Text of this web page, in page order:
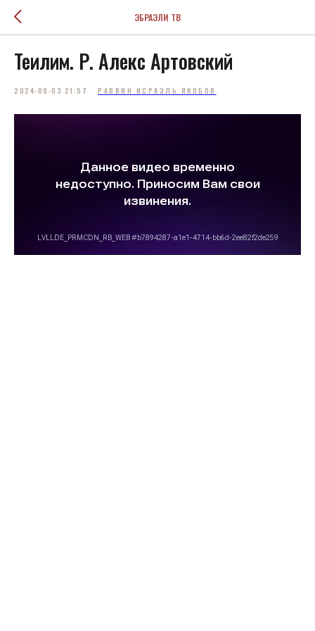
ЭБРАЭЛИ ТВ
Теилим. Р. Алекс Артовский
2024-09-03 21:57 РАВВИН ИСРАЭЛЬ ЯКОБОВ